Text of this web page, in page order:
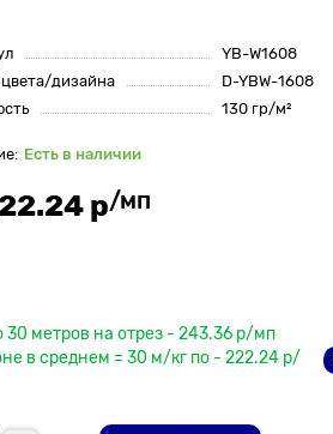
YB-W1608
дизайна
D-YBW-1608
130 гр/м²
Есть в наличии
р/мп
30 метров на отрез - 243.36 р/мп
в среднем = 30 м/кг по - 222.24 р/